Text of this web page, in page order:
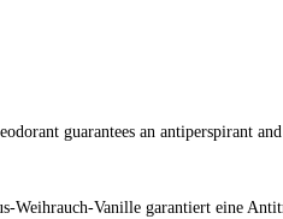
guarantees an antiperspirant
Weihrauch-Vanille garantiert eine